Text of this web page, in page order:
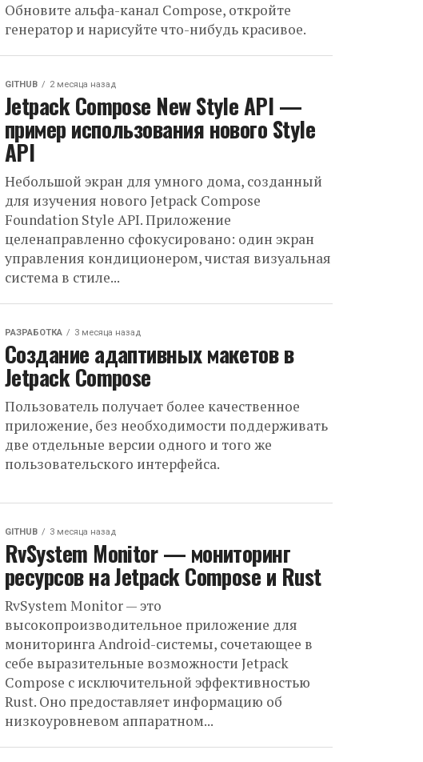
Обновите альфа-канал Compose, откройте
генератор и нарисуйте что-нибудь красивое.
GITHUB 2 месяца назад
Jetpack Compose New Style API —
пример использования нового Style
API
Небольшой экран для умного дома, созданный
для изучения нового Jetpack Compose
Foundation Style API. Приложение
целенаправленно сфокусировано: один экран
управления кондиционером, чистая визуальная
система в стиле...
РАЗРАБОТКА 3 месяца назад
Создание адаптивных макетов в
Jetpack Compose
Пользователь получает более качественное
приложение, без необходимости поддерживать
две отдельные версии одного и того же
пользовательского интерфейса.
GITHUB 3 месяца назад
RvSystem Monitor — мониторинг
ресурсов на Jetpack Compose и Rust
RvSystem Monitor — это
высокопроизводительное приложение для
мониторинга Android-системы, сочетающее в
себе выразительные возможности Jetpack
Compose с исключительной эффективностью
Rust. Оно предоставляет информацию об
низкоуровневом аппаратном...